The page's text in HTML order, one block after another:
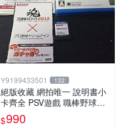
Y9199433501 132
絕版收藏 網拍唯一 說明書小
卡齊全 PSV遊戲 職棒野球魂2
012日文版
$990